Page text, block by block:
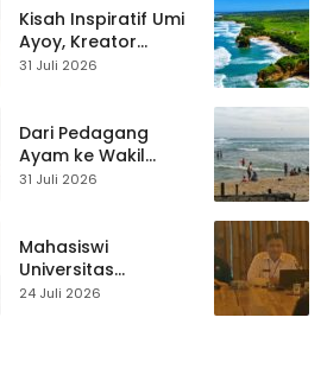
Kisah Inspiratif Umi
Ayoy, Kreator
TikTok Asal
Live Streaming
31 Juli 2026
Dari Pedagang
Ayam ke Wakil
Ketua DPRD, H.
Pasar Cisaat
31 Juli 2026
Mahasiswi
Universitas
Muhammadiyah
24 Juli 2026